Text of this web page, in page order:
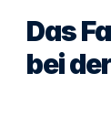
Das
bei